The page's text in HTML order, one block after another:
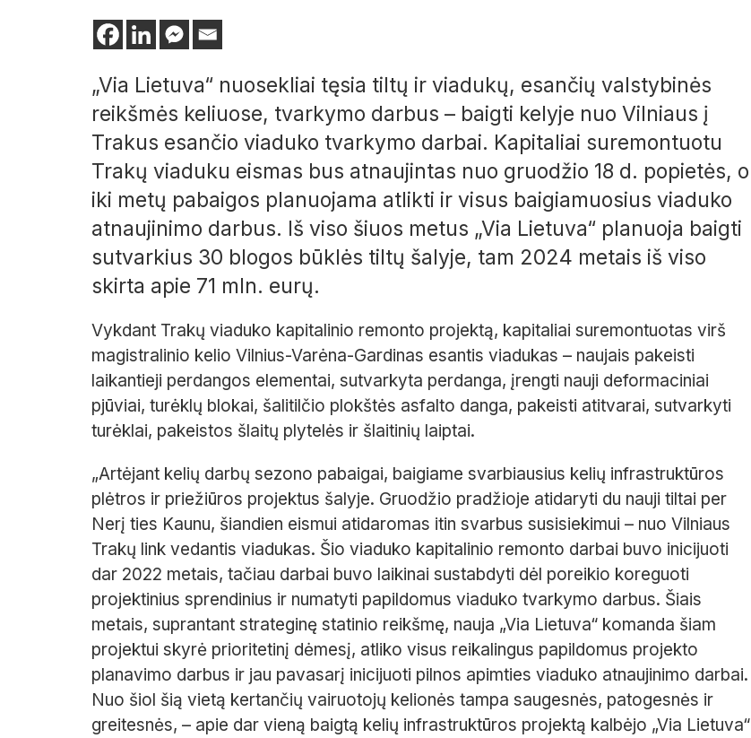
„Via Lietuva“ nuosekliai tęsia tiltų ir viadukų, esančių valstybinės
reikšmės keliuose, tvarkymo darbus – baigti kelyje nuo Vilniaus į
Trakus esančio viaduko tvarkymo darbai. Kapitaliai suremontuotu
Trakų viaduku eismas bus atnaujintas nuo gruodžio 18 d. popietės, o
iki metų pabaigos planuojama atlikti ir visus baigiamuosius viaduko
atnaujinimo darbus. Iš viso šiuos metus „Via Lietuva“ planuoja baigti
sutvarkius 30 blogos būklės tiltų šalyje, tam 2024 metais iš viso
skirta apie 71 mln. eurų.
Vykdant Trakų viaduko kapitalinio remonto projektą, kapitaliai suremontuotas virš
magistralinio kelio Vilnius-Varėna-Gardinas esantis viadukas – naujais pakeisti
laikantieji perdangos elementai, sutvarkyta perdanga, įrengti nauji deformaciniai
pjūviai, turėklų blokai, šalitilčio plokštės asfalto danga, pakeisti atitvarai, sutvarkyti
turėklai, pakeistos šlaitų plytelės ir šlaitinių laiptai.
„Artėjant kelių darbų sezono pabaigai, baigiame svarbiausius kelių infrastruktūros
plėtros ir priežiūros projektus šalyje. Gruodžio pradžioje atidaryti du nauji tiltai per
Nerį ties Kaunu, šiandien eismui atidaromas itin svarbus susisiekimui – nuo Vilniaus
Trakų link vedantis viadukas. Šio viaduko kapitalinio remonto darbai buvo inicijuoti
dar 2022 metais, tačiau darbai buvo laikinai sustabdyti dėl poreikio koreguoti
projektinius sprendinius ir numatyti papildomus viaduko tvarkymo darbus. Šiais
metais, suprantant strateginę statinio reikšmę, nauja „Via Lietuva“ komanda šiam
projektui skyrė prioritetinį dėmesį, atliko visus reikalingus papildomus projekto
planavimo darbus ir jau pavasarį inicijuoti pilnos apimties viaduko atnaujinimo darbai.
Nuo šiol šią vietą kertančių vairuotojų kelionės tampa saugesnės, patogesnės ir
greitesnės, – apie dar vieną baigtą kelių infrastruktūros projektą kalbėjo „Via Lietuva“